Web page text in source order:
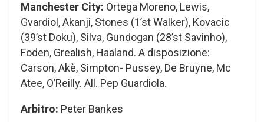
Manchester City: Ortega Moreno, Lewis,
Gvardiol, Akanji, Stones (1’st Walker), Kovacic
(39’st Doku), Silva, Gundogan (28’st Savinho),
Foden, Grealish, Haaland. A disposizione:
Carson, Akè, Simpton- Pussey, De Bruyne, Mc
Atee, O’Reilly. All. Pep Guardiola.
Arbitro: Peter Bankes